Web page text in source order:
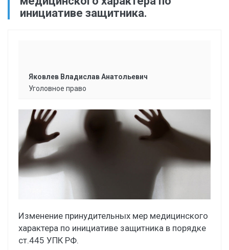
инициативе защитника.
Яковлев Владислав Анатольевич
Уголовное право
Изменение принудительных мер медицинского
характера по инициативе защитника в порядке
ст.445 УПК РФ.